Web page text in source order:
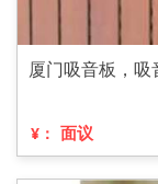
厦门吸音板，
¥： 面议